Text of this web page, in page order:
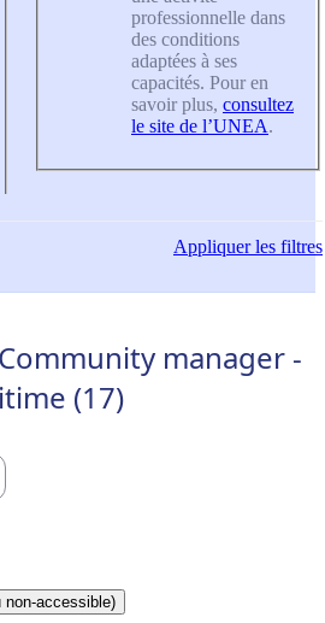
professionnelle dans
des conditions
adaptées à ses
capacités. Pour en
savoir plus, consultez
le site de l’UNEA.
Appliquerles filtres
manager -
(17)
non-accessible)